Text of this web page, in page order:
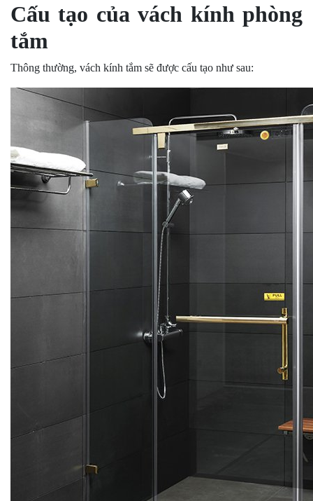
Cấu tạo của vách kính phòng
tắm
Thông thường, vách kính tắm sẽ được cấu tạo như sau: